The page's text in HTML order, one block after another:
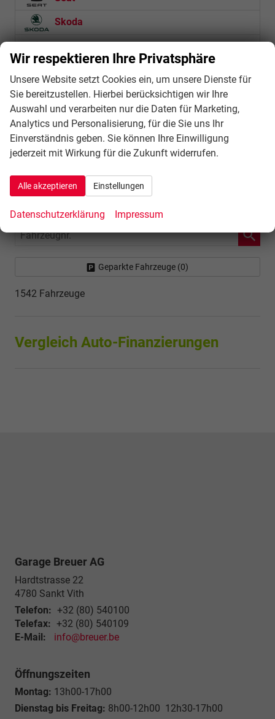
Skoda
Volkswagen
Volvo
Zeekr
Schnellsuche
Fahrzeugnr.
Geparkte Fahrzeuge (0)
1542 Fahrzeuge
Vergleich Auto-Finanzierungen
Garage Breuer AG
Hardtstrasse 22
4780 Sankt Vith
Telefon: +32 (80) 540100
Telefax: +32 (80) 540109
E-Mail:
info@breuer.be
Öffnungszeiten
Montag: 13h00-17h00
Dienstag bis Freitag: 8h00-12h00 12h30-17h00
Wir respektieren Ihre Privatsphäre
Unsere Website setzt Cookies ein, um unsere Dienste für
Sie bereitzustellen. Hierbei berücksichtigen wir Ihre
Auswahl und verarbeiten nur die Daten für Marketing,
Analytics und Personalisierung, für die Sie uns Ihr
Einverständnis geben. Sie können Ihre Einwilligung
jederzeit mit Wirkung für die Zukunft widerrufen.
Alle akzeptieren Einstellungen
Datenschutzerklärung Impressum